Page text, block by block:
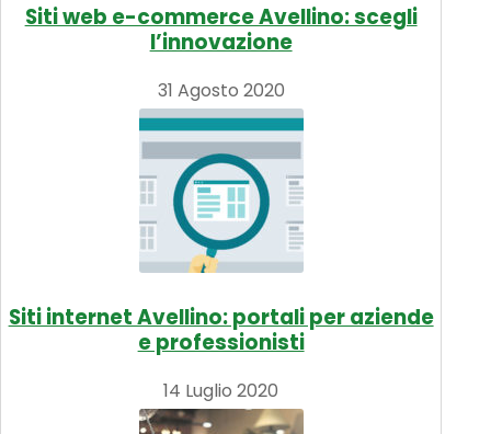
Siti web e-commerce Avellino: scegli
l’innovazione
31 Agosto 2020
Siti internet Avellino: portali per aziende
e professionisti
14 Luglio 2020